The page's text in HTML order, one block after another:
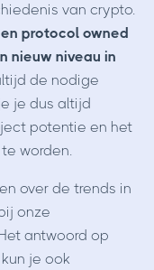
van crypto.
protocol owned
nieuw niveau in
de nodige
je dus altijd
potentie en het
worden.
over de trends in
onze
antwoord op
je ook